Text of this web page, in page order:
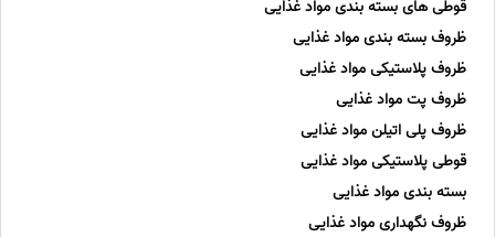
قوطی های بسته بندی مواد غذایی
ظروف بسته بندی مواد غذایی
ظروف پلاستیکی مواد غذایی
ظروف پت مواد غذایی
ظروف پلی اتیلن مواد غذایی
قوطی پلاستیکی مواد غذایی
بسته بندی مواد غذایی
ظروف نگهداری مواد غذایی